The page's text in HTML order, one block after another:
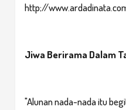
http;//
Jiwa Berirama Dalam
"Alunan nada-nada itu